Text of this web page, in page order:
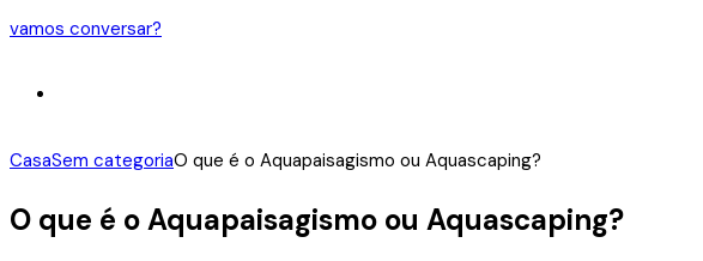
vamos conversar?
CasaSem categoriaO que é o Aquapaisagismo ou Aquascaping?
O que é o Aquapaisagismo ou Aquascaping?